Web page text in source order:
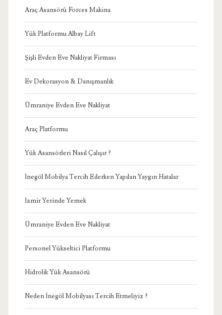
Araç Asansörü Forces Makina
Yük Platformu Albay Lift
Şişli Evden Eve Nakliyat Firması
Ev Dekorasyon & Danışmanlık
Ümraniye Evden Eve Nakliyat
Araç Platformu
Yük Asansörleri Nasıl Çalışır ?
İnegöl Mobilya Tercih Ederken Yapılan Yaygın Hatalar
İzmir Yerinde Yemek
Ümraniye Evden Eve Nakliyat
Personel Yükseltici Platformu
Hidrolik Yük Asansörü
Neden İnegöl Mobilyası Tercih Etmeliyiz ?